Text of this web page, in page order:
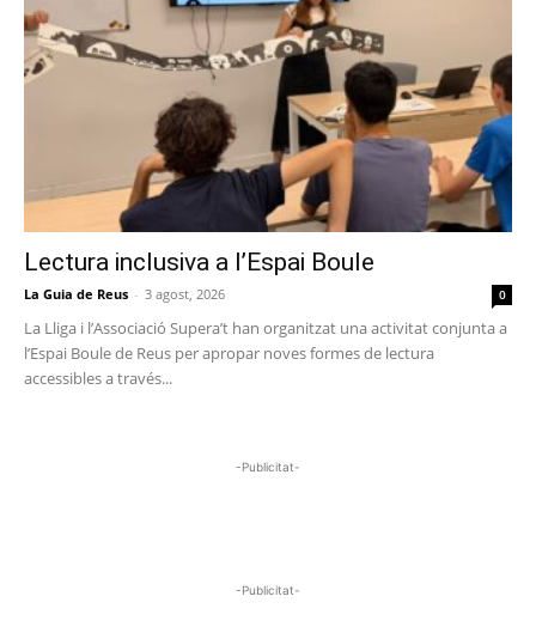
Lectura inclusiva a l’Espai Boule
La Guia de Reus - 3 agost, 2026 0
La Lliga i l’Associació Supera’t han organitzat una activitat conjunta a
l’Espai Boule de Reus per apropar noves formes de lectura
accessibles a través...
-Publicitat-
-Publicitat-